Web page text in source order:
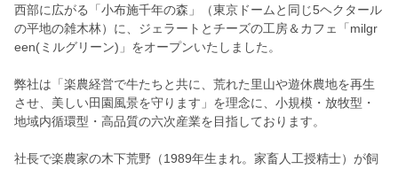
西部に広がる「小布施千年の森」（東京ドームと同じ5ヘクタール
の平地の雑木林）に、ジェラートとチーズの工房＆カフェ「milgr
een(ミルグリーン)」をオープンいたしました。
弊社は「楽農経営で牛たちと共に、荒れた里山や遊休農地を再生
させ、美しい田園風景を守ります」を理念に、小規模・放牧型・
地域内循環型・高品質の六次産業を目指しております。
社長で楽農家の木下荒野（1989年生まれ。家畜人工授精士）が飼